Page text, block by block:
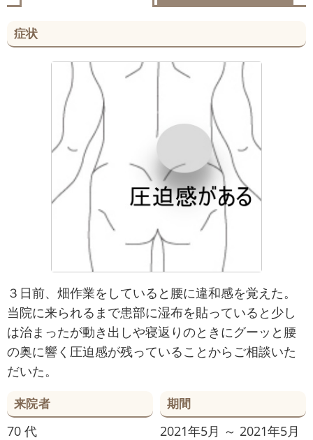
症状
３日前、畑作業をしていると腰に違和感を覚えた。
当院に来られるまで患部に湿布を貼っていると少し
は治まったが動き出しや寝返りのときにグーッと腰
の奥に響く圧迫感が残っていることからご相談いた
だいた。
来院者
70 代
期間
2021年5月 ～ 2021年5月